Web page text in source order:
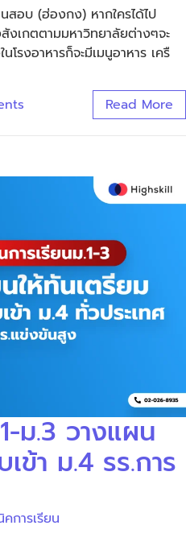
อบ (ฮ่องกง) หากใครได้ไป
เกตตามมหาวิทยาลัยต่างๆจะ
รงอาหารก็จะมีเมนูอาหาร เครื
Read More
ม.3 วางแผน
ข้า ม.4 รร.การ
คการเรียน